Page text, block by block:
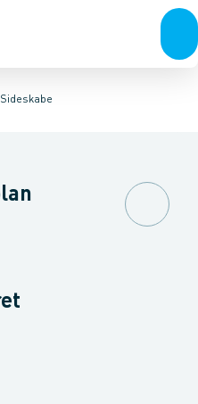
Kuglehaner & ventiler
VaskeArmaturer
Sideskabe
Højskabe